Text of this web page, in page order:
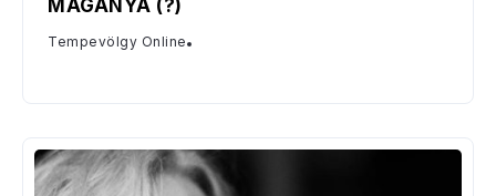
MAGÁNYA (?)
Tempevölgy Online